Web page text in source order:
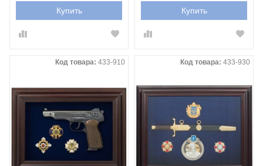
Купить Купить
Код товара: 433-910 Код товара: 433-930